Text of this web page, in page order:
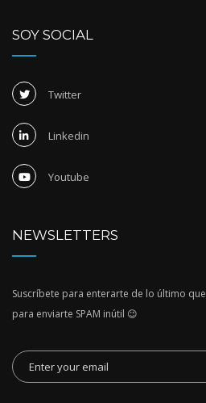
SOY SOCIAL
Twitter
Linkedin
Youtube
NEWSLETTERS
Suscríbete para enterarte de lo último
para enviarte SPAM inútil 😉